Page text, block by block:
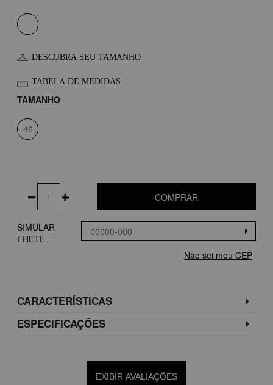
DESCUBRA SEU TAMANHO
TABELA DE MEDIDAS
TAMANHO
46
COMPRAR
SIMULAR
FRETE
Não sei meu CEP
CARACTERÍSTICAS
ESPECIFICAÇÕES
EXIBIR AVALIAÇÕES